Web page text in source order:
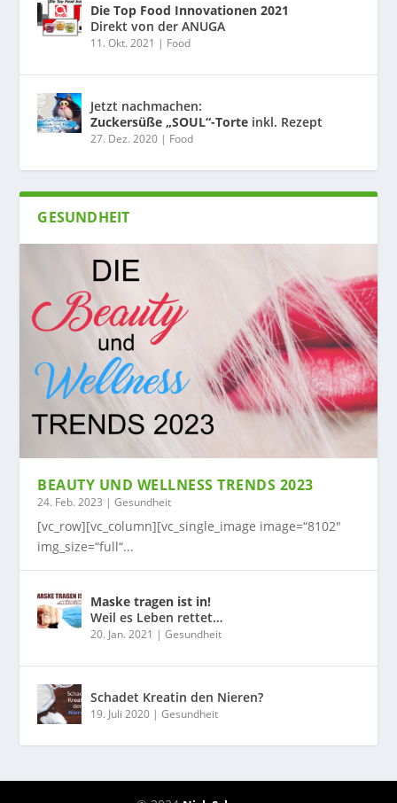
Die Top Food Innovationen 2021
Direkt von der ANUGA
11. Okt. 2021 | Food
Jetzt nachmachen:
Zuckersüße „SOUL“-Torte inkl. Rezept
27. Dez. 2020 | Food
GESUNDHEIT
BEAUTY UND WELLNESS TRENDS 2023
24. Feb. 2023 |Gesundheit
[vc_row][vc_column][vc_single_image image=“8102″
img_size=“full“...
Maske tragen ist in!
Weil es Leben rettet…
20. Jan. 2021 |Gesundheit
Schadet Kreatin den Nieren?
19. Juli 2020 |Gesundheit